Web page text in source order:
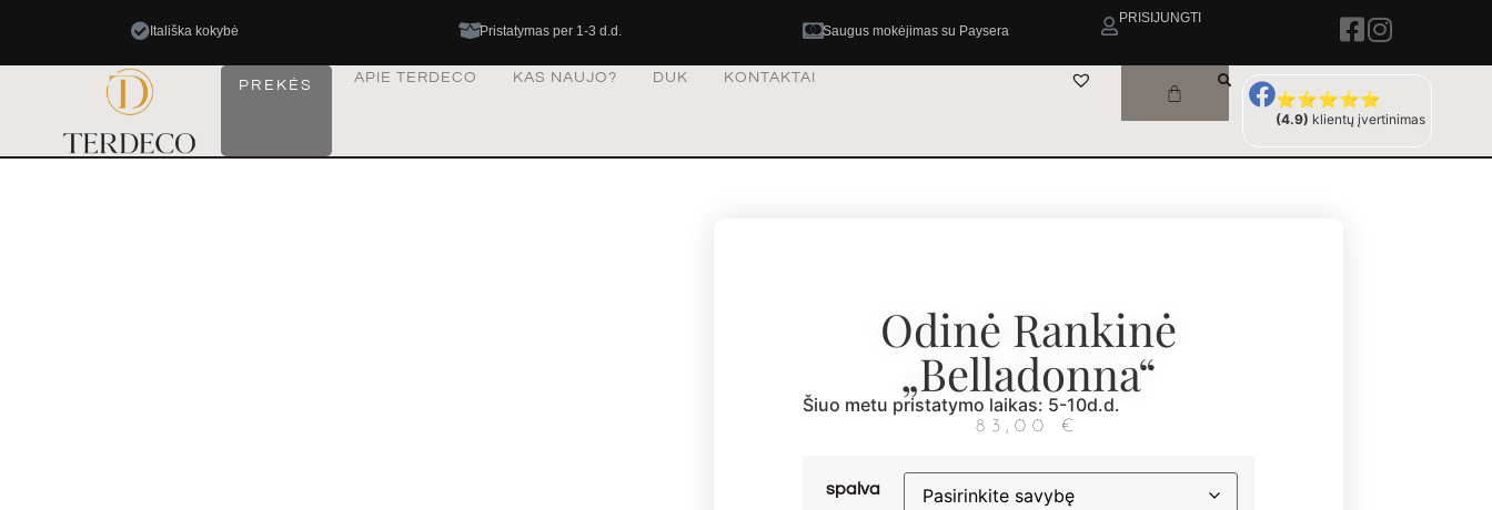
Itališka kokybė Pristatymas per 1-3 d.d. Saugus mokėjimas su Paysera
PRISIJUNGTI
PREKĖS APIE TERDECO KAS NAUJO? DUK KONTAKTAI
⭐⭐⭐⭐⭐
(4.9) klientų įvertinimas
Odinė Rankinė
„Belladonna“
Šiuo metu pristatymo laikas: 5-10d.d.
83,00 €
spalva